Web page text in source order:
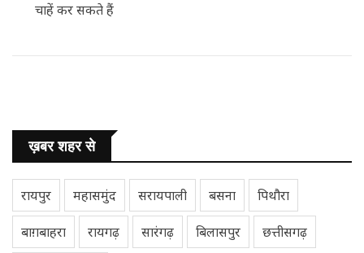
चाहें कर सकते हैं
ख़बर शहर से
रायपुर महासमुंद सरायपाली बसना पिथौरा
बाग़बाहरा रायगढ़ सारंगढ़ बिलासपुर छत्तीसगढ़